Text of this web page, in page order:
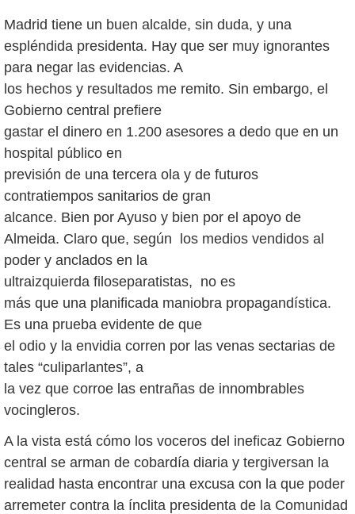
Madrid tiene un buen alcalde, sin duda, y una
espléndida presidenta. Hay que ser muy ignorantes
para negar las evidencias. A
los hechos y resultados me remito. Sin embargo, el
Gobierno central prefiere
gastar el dinero en 1.200 asesores a dedo que en un
hospital público en
previsión de una tercera ola y de futuros
contratiempos sanitarios de gran
alcance. Bien por Ayuso y bien por el apoyo de
Almeida. Claro que, según los medios vendidos al
poder y anclados en la
ultraizquierda filoseparatistas, no es
más que una planificada maniobra propagandística.
Es una prueba evidente de que
el odio y la envidia corren por las venas sectarias de
tales “culiparlantes”, a
la vez que corroe las entrañas de innombrables
vocingleros.
A la vista está cómo los voceros del ineficaz Gobierno
central se arman de cobardía diaria y tergiversan la
realidad hasta encontrar una excusa con la que poder
arremeter contra la ínclita presidenta de la Comunidad